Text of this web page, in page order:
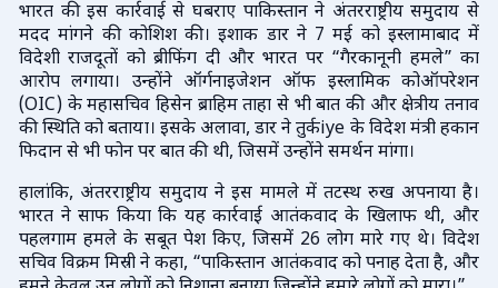
भारत की इस कार्रवाई से घबराए पाकिस्तान ने अंतरराष्ट्रीय समुदाय से
मदद मांगने की कोशिश की। इशाक डार ने 7 मई को इस्लामाबाद में
विदेशी राजदूतों को ब्रीफिंग दी और भारत पर “गैरकानूनी हमले” का
आरोप लगाया। उन्होंने ऑर्गनाइजेशन ऑफ इस्लामिक कोऑपरेशन
(OIC) के महासचिव हिसेन ब्राहिम ताहा से भी बात की और क्षेत्रीय तनाव
की स्थिति को बताया। इसके अलावा, डार ने तुर्कiye के विदेश मंत्री हकान
फिदान से भी फोन पर बात की थी, जिसमें उन्होंने समर्थन मांगा।
हालांकि, अंतरराष्ट्रीय समुदाय ने इस मामले में तटस्थ रुख अपनाया है।
भारत ने साफ किया कि यह कार्रवाई आतंकवाद के खिलाफ थी, और
पहलगाम हमले के सबूत पेश किए, जिसमें 26 लोग मारे गए थे। विदेश
सचिव विक्रम मिस्री ने कहा, “पाकिस्तान आतंकवाद को पनाह देता है, और